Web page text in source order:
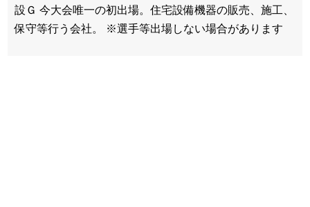
設Ｇ 今大会唯一の初出場。住宅設備機器の販売、施工、
保守等行う会社。 ※選手等出場しない場合があります